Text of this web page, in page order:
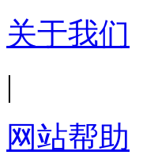
关于我们
|
网站帮助